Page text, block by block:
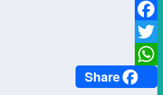
Facebook
Twitter
WhatsApp
Share